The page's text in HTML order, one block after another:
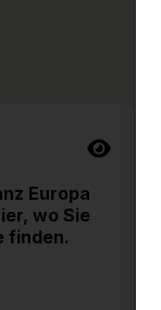
Europa
wo Sie
finden.